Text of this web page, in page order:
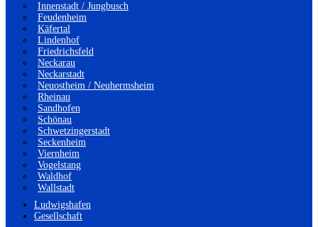
Innenstadt / Jungbusch
Feudenheim
Käfertal
Lindenhof
Friedrichsfeld
Neckarau
Neckarstadt
Neuostheim / Neuhermsheim
Rheinau
Sandhofen
Schönau
Schwetzingerstadt
Seckenheim
Viernheim
Vogelstang
Waldhof
Wallstadt
Ludwigshafen
Gesellschaft